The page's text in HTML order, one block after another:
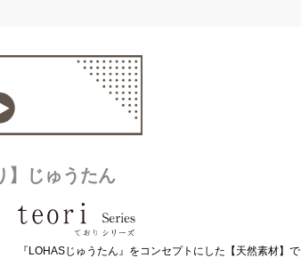
】じゅうたん
『LOHASじゅうたん』をコンセプトにした【天然素材】で